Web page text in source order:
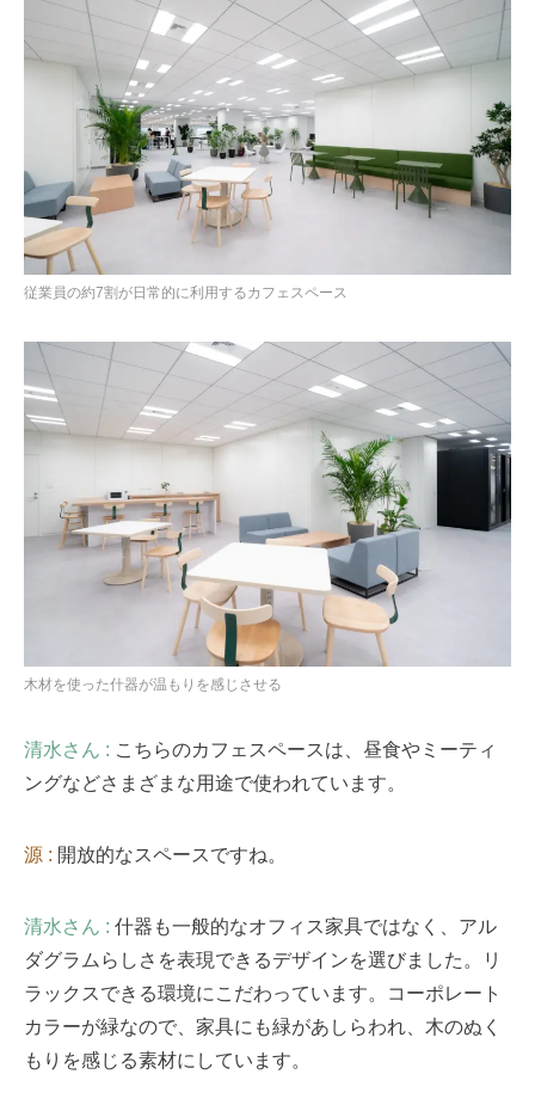
従業員の約7割が日常的に利用するカフェスペース
木材を使った什器が温もりを感じさせる
清水さん : こちらのカフェスペースは、昼食やミーティ
ングなどさまざまな用途で使われています。
源 : 開放的なスペースですね。
清水さん : 什器も一般的なオフィス家具ではなく、アル
ダグラムらしさを表現できるデザインを選びました。リ
ラックスできる環境にこだわっています。コーポレート
カラーが緑なので、家具にも緑があしらわれ、木のぬく
もりを感じる素材にしています。